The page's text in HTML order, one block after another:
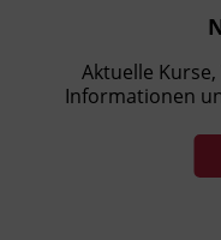
Aktuelle
Informationen